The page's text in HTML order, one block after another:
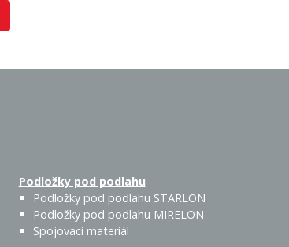
Podložky pod podlahu
Podložky pod podlahu STARLON
Podložky pod podlahu MIRELON
Spojovací materiál